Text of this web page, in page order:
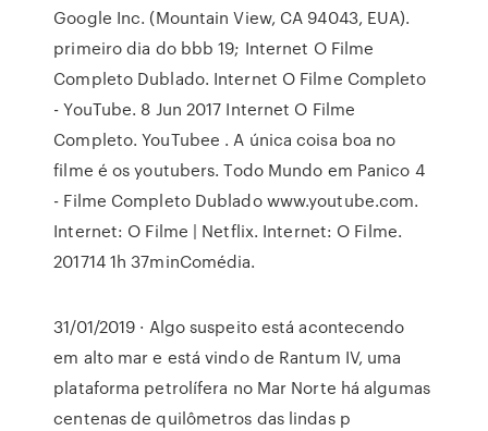
Google Inc. (Mountain View, CA 94043, EUA).
primeiro dia do bbb 19; Internet O Filme
Completo Dublado. Internet O Filme Completo
- YouTube. 8 Jun 2017 Internet O Filme
Completo. YouTubee . A única coisa boa no
filme é os youtubers. Todo Mundo em Panico 4
- Filme Completo Dublado www.youtube.com.
Internet: O Filme | Netflix. Internet: O Filme.
201714 1h 37minComédia.
31/01/2019 · Algo suspeito está acontecendo
em alto mar e está vindo de Rantum IV, uma
plataforma petrolífera no Mar Norte há algumas
centenas de quilômetros das lindas p